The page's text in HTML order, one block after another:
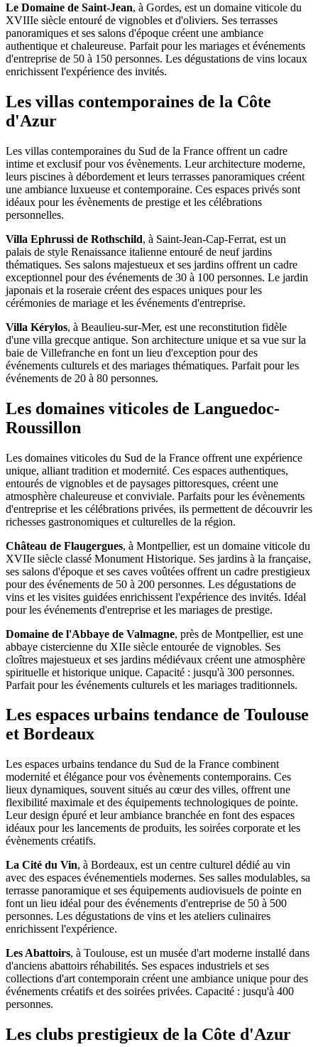
Le Domaine de Saint-Jean, à Gordes, est un domaine viticole du
XVIIIe siècle entouré de vignobles et d'oliviers. Ses terrasses
panoramiques et ses salons d'époque créent une ambiance
authentique et chaleureuse. Parfait pour les mariages et événements
d'entreprise de 50 à 150 personnes. Les dégustations de vins locaux
enrichissent l'expérience des invités.
Les villas contemporaines de la Côte
d'Azur
Les villas contemporaines du Sud de la France offrent un cadre
intime et exclusif pour vos évènements. Leur architecture moderne,
leurs piscines à débordement et leurs terrasses panoramiques créent
une ambiance luxueuse et contemporaine. Ces espaces privés sont
idéaux pour les évènements de prestige et les célébrations
personnelles.
Villa Ephrussi de Rothschild, à Saint-Jean-Cap-Ferrat, est un
palais de style Renaissance italienne entouré de neuf jardins
thématiques. Ses salons majestueux et ses jardins offrent un cadre
exceptionnel pour des événements de 30 à 100 personnes. Le jardin
japonais et la roseraie créent des espaces uniques pour les
cérémonies de mariage et les événements d'entreprise.
Villa Kérylos, à Beaulieu-sur-Mer, est une reconstitution fidèle
d'une villa grecque antique. Son architecture unique et sa vue sur la
baie de Villefranche en font un lieu d'exception pour des
événements culturels et des mariages thématiques. Parfait pour les
événements de 20 à 80 personnes.
Les domaines viticoles de Languedoc-
Roussillon
Les domaines viticoles du Sud de la France offrent une expérience
unique, alliant tradition et modernité. Ces espaces authentiques,
entourés de vignobles et de paysages pittoresques, créent une
atmosphère chaleureuse et conviviale. Parfaits pour les évènements
d'entreprise et les célébrations privées, ils permettent de découvrir les
richesses gastronomiques et culturelles de la région.
Château de Flaugergues, à Montpellier, est un domaine viticole du
XVIIe siècle classé Monument Historique. Ses jardins à la française,
ses salons d'époque et ses caves voûtées offrent un cadre prestigieux
pour des événements de 50 à 200 personnes. Les dégustations de
vins et les visites guidées enrichissent l'expérience des invités. Idéal
pour les événements d'entreprise et les mariages de prestige.
Domaine de l'Abbaye de Valmagne, près de Montpellier, est une
abbaye cistercienne du XIIe siècle entourée de vignobles. Ses
cloîtres majestueux et ses jardins médiévaux créent une atmosphère
spirituelle et historique unique. Capacité : jusqu'à 300 personnes.
Parfait pour les événements culturels et les mariages traditionnels.
Les espaces urbains tendance de Toulouse
et Bordeaux
Les espaces urbains tendance du Sud de la France combinent
modernité et élégance pour vos évènements contemporains. Ces
lieux dynamiques, souvent situés au cœur des villes, offrent une
flexibilité maximale et des équipements technologiques de pointe.
Leur design épuré et leur ambiance branchée en font des espaces
idéaux pour les lancements de produits, les soirées corporate et les
évènements créatifs.
La Cité du Vin, à Bordeaux, est un centre culturel dédié au vin
avec des espaces événementiels modernes. Ses salles modulables, sa
terrasse panoramique et ses équipements audiovisuels de pointe en
font un lieu idéal pour des événements d'entreprise de 50 à 500
personnes. Les dégustations de vins et les ateliers culinaires
enrichissent l'expérience.
Les Abattoirs, à Toulouse, est un musée d'art moderne installé dans
d'anciens abattoirs réhabilités. Ses espaces industriels et ses
collections d'art contemporain créent une ambiance unique pour des
événements créatifs et des soirées privées. Capacité : jusqu'à 400
personnes.
Les clubs prestigieux de la Côte d'Azur